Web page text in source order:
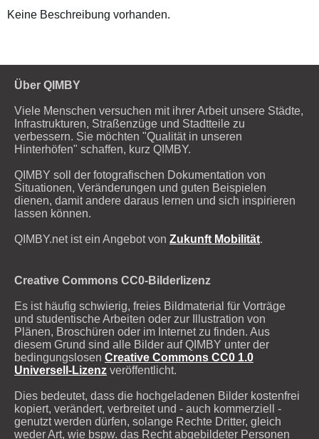
Keine Beschreibung vorhanden.
Über QIMBY
Viele Menschen versuchen mit ihrer Arbeit unsere Städte,
Infrastrukturen, Straßenzüge und Stadtteile zu
verbessern. Sie möchten "Qualität in unseren
Hinterhöfen" schaffen, kurz QIMBY.
QIMBY soll der fotografischen Dokumentation von
Situationen, Veränderungen und guten Beispielen
dienen, damit andere daraus lernen und sich inspirieren
lassen können.
QIMBY.net ist ein Angebot von Zukunft Mobilität.
Creative Commons CC0-Bilderlizenz
Es ist häufig schwierig, freies Bildmaterial für Vorträge
und studentische Arbeiten oder zur Illustration von
Plänen, Broschüren oder im Internet zu finden. Aus
diesem Grund sind alle Bilder auf QIMBY unter der
bedingungslosen Creative Commons CC0 1.0
Universell-Lizenz veröffentlicht.
Dies bedeutet, dass die hochgeladenen Bilder kostenfrei
kopiert, verändert, verbreitet und - auch kommerziell -
genutzt werden dürfen, solange Rechte Dritter, gleich
weder Art, wie bspw. das Recht abgebildeter Personen